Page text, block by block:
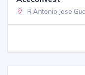
R Antonio Jose